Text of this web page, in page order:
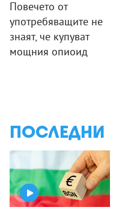
Повечето от
употребяващите не
знаят, че купуват
мощния опиоид
ПОСЛЕДНИ